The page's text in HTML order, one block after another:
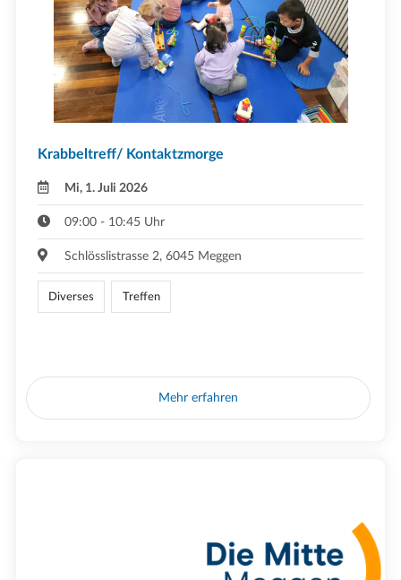
Krabbeltreff/ Kontaktzmorge
Mi, 1. Juli 2026
09:00 - 10:45 Uhr
Schlösslistrasse 2, 6045 Meggen
Diverses Treffen
Mehr erfahren